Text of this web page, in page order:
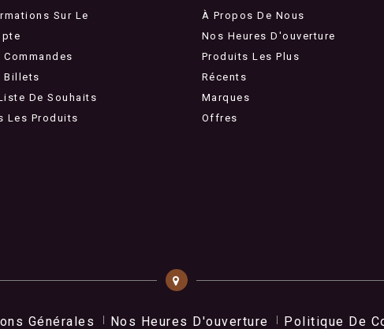
Sur Le
Commandes
Billets
De Souhaits
Les Produits
À Propos De Nous
Nos Heures D'ouverture
Produits Les Plus
Récents
Marques
Offres
Générales Nos Heures D'ouverture Politique De